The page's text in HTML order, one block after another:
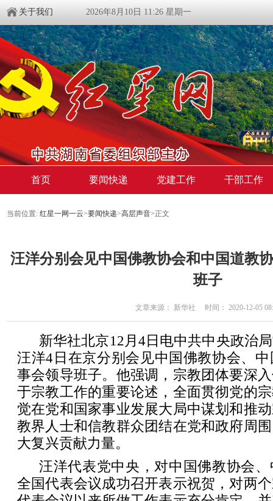
关于我们 2026年8月10日 11:26 星期一
首页 要闻快递 党建工作 干部工作
当前位置: 红星一网一云>要闻快递>高层声音>正文
汪洋分别会见中国佛教协会和中国道教
班子
文章来源： 新华社 时间： 2020-12-05
新华社北京12月4日电中共中央政治
汪洋4日在京分别会见中国佛教协会、
事会领导班子。他强调，宗教团体要深
于宗教工作的重要论述，全面贯彻党的
觉在党和国家事业发展大局中谋划和推
教界人士和信教群众团结在党和政府周
大复兴贡献力量。
汪洋代表党中央，对中国佛教协会
全国代表会议成功召开表示祝贺，对两